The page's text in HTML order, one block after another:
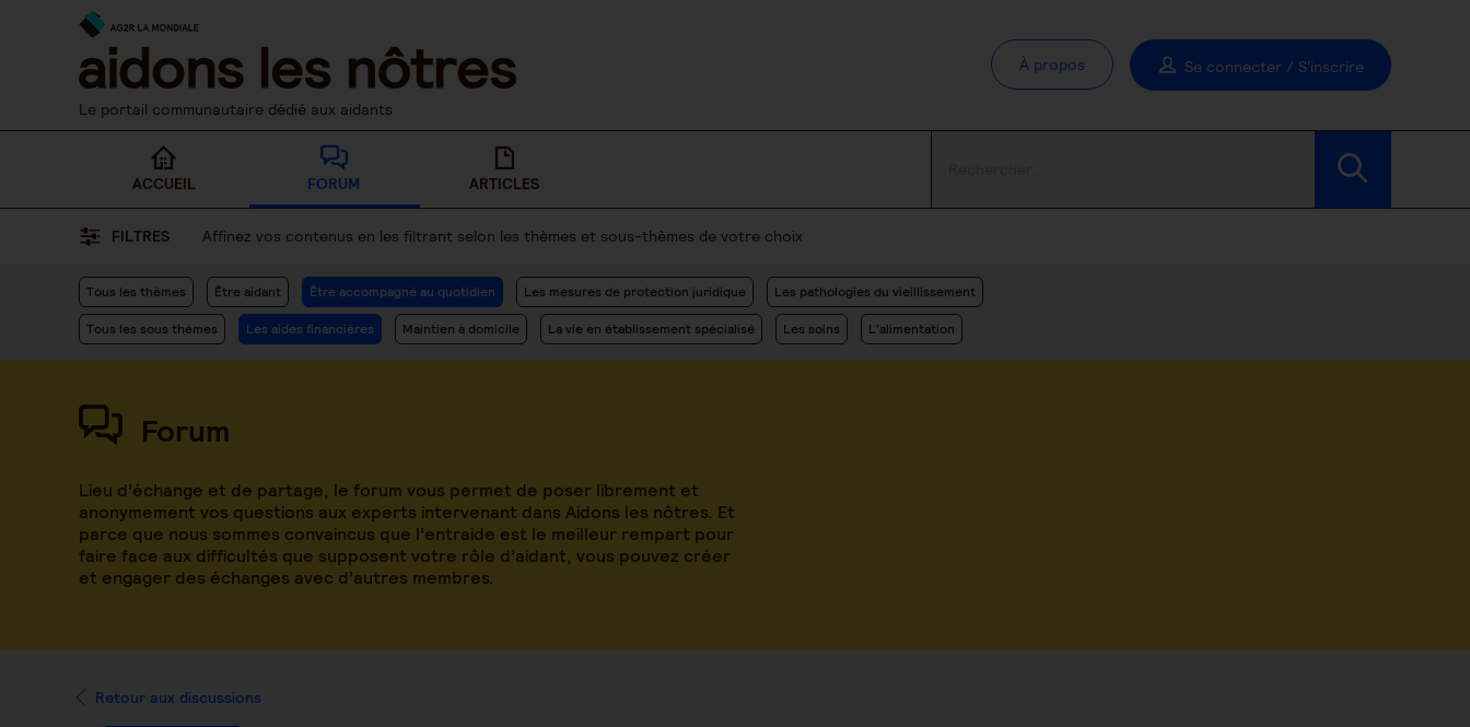
Le portail communautaire dédié aux aidants
À propos Se connecter / S'inscrire
ACCUEIL FORUM ARTICLES
FILTRES Affinez vos contenus en les filtrant selon les thèmes et sous-thèmes de votre choix
Tous les thèmes Être aidant Être accompagné au quotidien
Tous les sous thèmes Les aides financières Maintien à domicile La vie en établissement spécialisé Les soins L'alimentation
Les mesures de protection juridique Les pathologies du vieillissement
Forum
Lieu d’échange et de partage, le forum vous permet de poser librement et
anonymement vos questions aux experts intervenant dans Aidons les nôtres. Et
parce que nous sommes convaincus que l’entraide est le meilleur rempart pour
faire face aux difficultés que supposent votre rôle d’aidant, vous pouvez créer
et engager des échanges avec d’autres membres.
Retour aux discussions